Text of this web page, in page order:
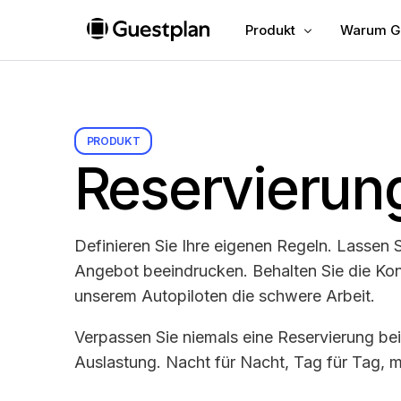
Produkt
Reservierungsverwaltung
Verwalten, erweitern und
optimieren Sie Ihre Reservierungen
mit den intuitiven Funktionen von
Guestplan.
Online-Reservierungen
Steigern Sie den Umsatz Ihres
Widget, Reserve with Google und
Integrationen
Verbessern Sie Ihren Arbeitsablauf
Warum
PRODUKT
Definieren Sie Ihre eigenen Regeln. Lassen
Angebot beeindrucken. Behalten Sie die
unserem Autopiloten die schwere Arbeit.
Verpassen Sie niemals eine Reservierung
Auslastung. Nacht für Nacht, Tag für Tag,